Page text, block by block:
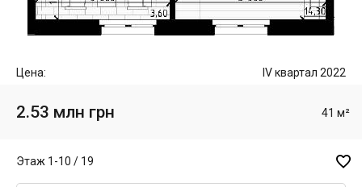
Цена: IV квартал 2022
2.53 млн грн 41 м²
Этаж 1-10 / 19 